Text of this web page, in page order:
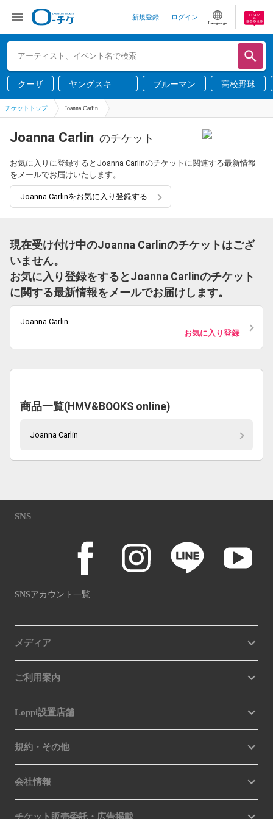
新規登録 ログイン
Language
クーザ
ヤングスキニ
ー
ブルーマン 高校野球
チケットトップ Joanna Carlin
Joanna Carlin のチケット
お気に入りに登録するとJoanna Carlinのチケットに関連する最新情報
をメールでお届けいたします。
Joanna Carlinをお気に入り登録する
現在受け付け中のJoanna Carlinのチケットはござ
いません。
お気に入り登録をするとJoanna Carlinのチケット
に関する最新情報をメールでお届けします。
Joanna Carlin
お気に入り登録
商品一覧(HMV&BOOKS online)
Joanna Carlin
SNS
SNSアカウント一覧
メディア
ご利用案内
Loppi設置店舗
規約・その他
会社情報
チケット販売委託・広告掲載